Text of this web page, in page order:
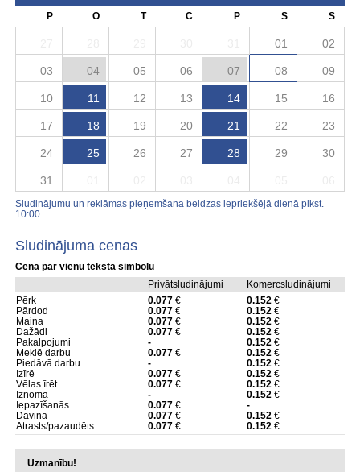
P
O T C P S S
01 02
03 04 05 06 07 08 09
10 11 12 13 14 15 16
17 18 19 20 21 22 23
24 25 26 27 28 29 30
31
Sludinājumu un reklāmas pieņemšana beidzas iepriekšējā dienā plkst.
10:00
Sludinājuma cenas
Cena par vienu teksta simbolu
Privātsludinājumi
Komercsludinājumi
Pērk
0.077€ 0.152€
Pārdod
0.077€ 0.152€
Maina
0.077€ 0.152€
Dažādi
0.077€ 0.152€
Pakalpojumi
- 0.152€
Meklē darbu
0.077€ 0.152€
Piedāvā darbu
- 0.152€
Izīrē
0.077€ 0.152€
Vēlas īrēt
0.077€ 0.152€
Iznomā
- 0.152€
Iepazīšanās
0.077€
-
Dāvina
0.077€ 0.152€
Atrasts/pazaudēts
0.077€ 0.152€
Uzmanību!